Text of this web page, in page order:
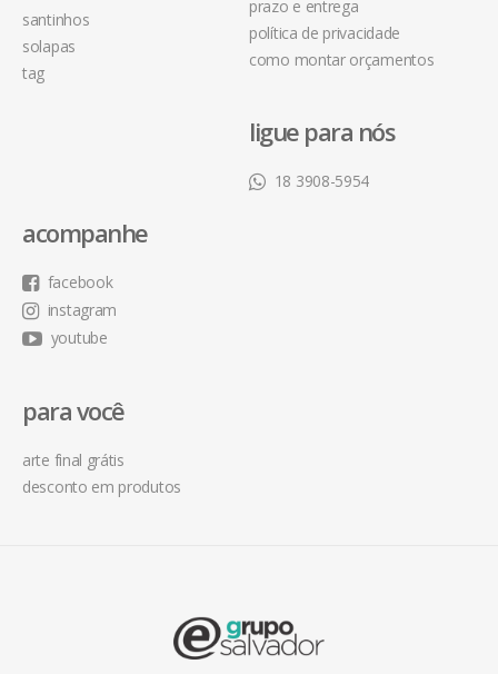
santinhos
solapas
tag
prazo e entrega
política de privacidade
como montar orçamentos
ligue para nós
18 3908-5954
acompanhe
facebook
instagram
youtube
para você
arte final grátis
desconto em produtos